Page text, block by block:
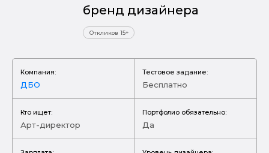
бренд дизайнера
Откликов 15+
Компания:
ДБО
Тестовое задание:
Бесплатно
Кто ищет:
Арт-директор
Портфолио обязательно:
Да